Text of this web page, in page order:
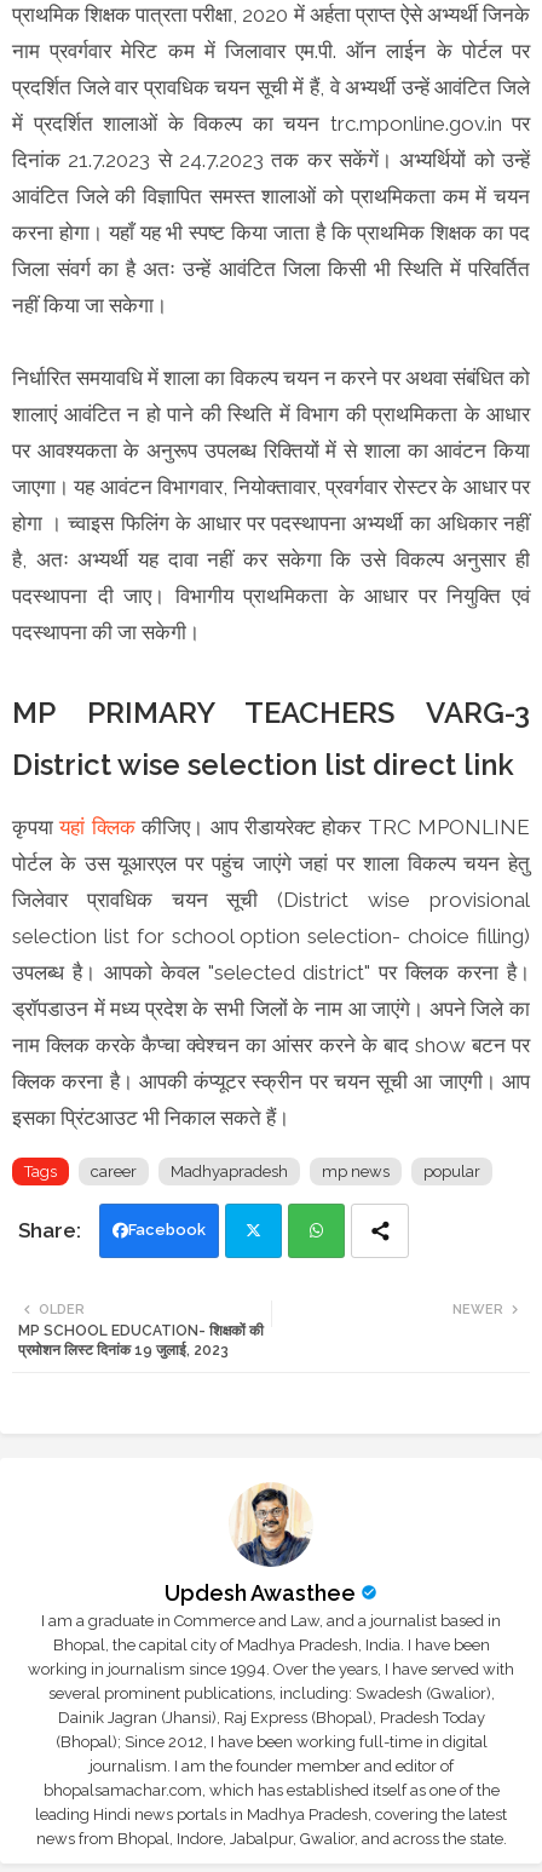
प्राथमिक शिक्षक पात्रता परीक्षा, 2020 में अर्हता प्राप्त ऐसे अभ्यर्थी जिनके
नाम प्रवर्गवार मेरिट कम में जिलावार एम.पी. ऑन लाईन के पोर्टल पर
प्रदर्शित जिले वार प्रावधिक चयन सूची में हैं, वे अभ्यर्थी उन्हें आवंटित जिले
में प्रदर्शित शालाओं के विकल्प का चयन trc.mponline.gov.in पर
दिनांक 21.7.2023 से 24.7.2023 तक कर सकेंगें। अभ्यर्थियों को उन्हें
आवंटित जिले की विज्ञापित समस्त शालाओं को प्राथमिकता कम में चयन
करना होगा। यहाँ यह भी स्पष्ट किया जाता है कि प्राथमिक शिक्षक का पद
जिला संवर्ग का है अतः उन्हें आवंटित जिला किसी भी स्थिति में परिवर्तित
नहीं किया जा सकेगा।
निर्धारित समयावधि में शाला का विकल्प चयन न करने पर अथवा संबंधित को
शालाएं आवंटित न हो पाने की स्थिति में विभाग की प्राथमिकता के आधार
पर आवश्यकता के अनुरूप उपलब्ध रिक्तियों में से शाला का आवंटन किया
जाएगा। यह आवंटन विभागवार, नियोक्तावार, प्रवर्गवार रोस्टर के आधार पर
होगा । च्वाइस फिलिंग के आधार पर पदस्थापना अभ्यर्थी का अधिकार नहीं
है, अतः अभ्यर्थी यह दावा नहीं कर सकेगा कि उसे विकल्प अनुसार ही
पदस्थापना दी जाए। विभागीय प्राथमिकता के आधार पर नियुक्ति एवं
पदस्थापना की जा सकेगी।
MP PRIMARY TEACHERS VARG-3
District wise selection list direct link
कृपयायहां क्लिककीजिए। आप रीडायरेक्ट होकर TRC MPONLINE
पोर्टल के उस यूआरएल पर पहुंच जाएंगे जहां पर शाला विकल्प चयन हेतु
जिलेवार प्रावधिक चयन सूची (District wise provisional
selection list for school option selection- choice filling)
उपलब्ध है। आपको केवल "selected district" पर क्लिक करना है।
ड्रॉपडाउन में मध्य प्रदेश के सभी जिलों के नाम आ जाएंगे। अपने जिले का
नाम क्लिक करके कैप्चा क्वेश्चन का आंसर करने के बाद show बटन पर
क्लिक करना है। आपकी कंप्यूटर स्क्रीन पर चयन सूची आ जाएगी। आप
इसका प्रिंटआउट भी निकाल सकते हैं।
Tags career Madhyapradesh mp news popular
Facebook
tte
NEWER
OLDER
MP SCHOOL EDUCATION- शिक्षकों की
प्रमोशन लिस्ट दिनांक 19 जुलाई, 2023
Updesh Awasthee
I am a graduate in Commerce and Law, and a journalist based in
Bhopal, the capital city of Madhya Pradesh, India. I have been
working in journalism since 1994. Over the years, I have served with
several prominent publications, including: Swadesh (Gwalior),
Dainik Jagran (Jhansi), Raj Express (Bhopal), Pradesh Today
(Bhopal); Since 2012, I have been working full-time in digital
journalism. I am the founder member and editor of
bhopalsamachar.com, which has established itself as one of the
leading Hindi news portals in Madhya Pradesh, covering the latest
news from Bhopal, Indore, Jabalpur, Gwalior, and across the state.